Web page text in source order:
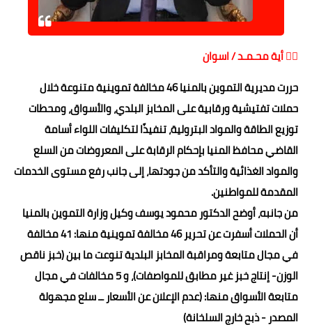
حوادث وقضايا
الصحه والجمال
فن المطبخ
مقالات
✍🏻 أية محـمـد / اسوان
حررت مديرية التموين بالمنيا 46 مخالفة تموينية متنوعة خلال
حملات تفتيشية ورقابية على المخابز البلدي، والأسواق، ومحطات
توزيع الطاقة والمواد البترولية، تنفيذًا لتكليفات اللواء أسامة
القاضي محافظ المنيا بإحكام الرقابة على المعروضات من السلع
والمواد الغذائية والتأكد من جودتها، إلى جانب رفع مستوى الخدمات
المقدمة للمواطنين.
من جانبه، أوضح الدكتور محمود يوسف وكيل وزارة التموين بالمنيا
أن الحملات أسفرت عن تحرير 46 مخالفة تموينية منها: 41 مخالفة
في مجال متابعة ومراقبة المخابز البلدية تنوعت ما بين (خبز ناقص
الوزن- إنتاج خبز غير مطابق للمواصفات)، و 5 مخالفات في مجال
متابعة الأسواق منها: (عدم الإعلان عن الأسعار ــ سلع مجهولة
المصدر - ذبح خارج السلخانة)